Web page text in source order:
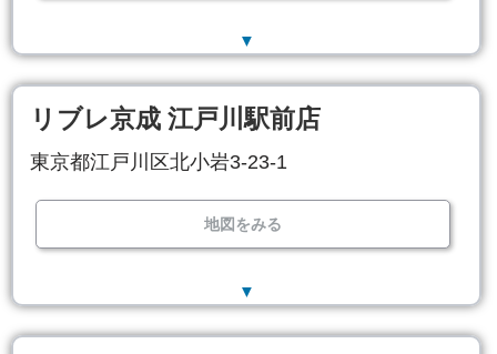
▼
リブレ京成 江戸川駅前店
東京都江戸川区北小岩3-23-1
地図をみる
▼